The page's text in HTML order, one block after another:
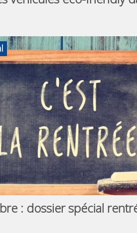
: dossier spécial